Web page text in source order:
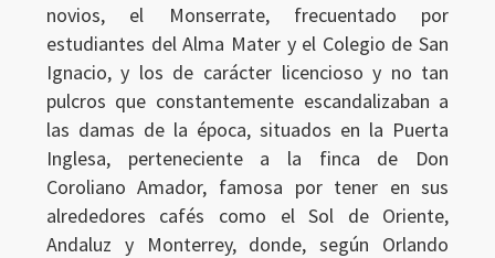
novios, el Monserrate, frecuentado por
estudiantes del Alma Mater y el Colegio de San
Ignacio, y los de carácter licencioso y no tan
pulcros que constantemente escandalizaban a
las damas de la época, situados en la Puerta
Inglesa, perteneciente a la finca de Don
Coroliano Amador, famosa por tener en sus
alrededores cafés como el Sol de Oriente,
Andaluz y Monterrey, donde, según Orlando